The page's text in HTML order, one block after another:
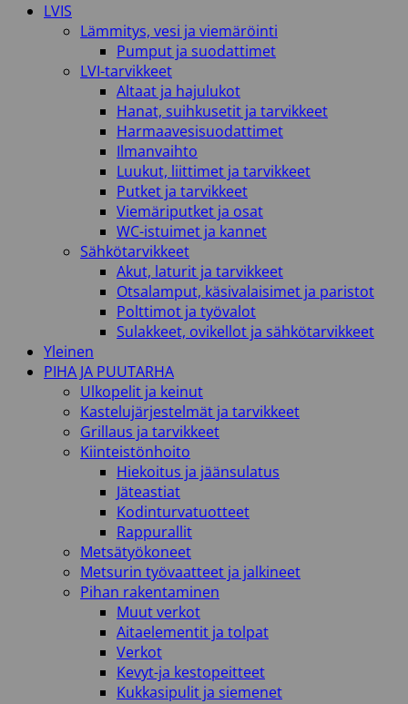
LVIS
Lämmitys, vesi ja viemäröinti
Pumput ja suodattimet
LVI-tarvikkeet
Altaat ja hajulukot
Hanat, suihkusetit ja tarvikkeet
Harmaavesisuodattimet
Ilmanvaihto
Luukut, liittimet ja tarvikkeet
Putket ja tarvikkeet
Viemäriputket ja osat
WC-istuimet ja kannet
Sähkötarvikkeet
Akut, laturit ja tarvikkeet
Otsalamput, käsivalaisimet ja paristot
Polttimot ja työvalot
Sulakkeet, ovikellot ja sähkötarvikkeet
Yleinen
PIHA JA PUUTARHA
Ulkopelit ja keinut
Kastelujärjestelmät ja tarvikkeet
Grillaus ja tarvikkeet
Kiinteistönhoito
Hiekoitus ja jäänsulatus
Jäteastiat
Kodinturvatuotteet
Rappurallit
Metsätyökoneet
Metsurin työvaatteet ja jalkineet
Pihan rakentaminen
Muut verkot
Aitaelementit ja tolpat
Verkot
Kevyt-ja kestopeitteet
Kukkasipulit ja siemenet